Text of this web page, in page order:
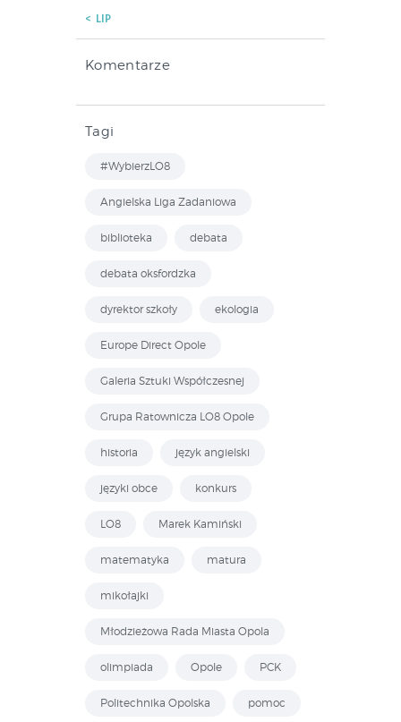
« LIP
Komentarze
Tagi
#WybierzLO8
Angielska Liga Zadaniowa
biblioteka debata
debata oksfordzka
dyrektor szkoły ekologia
Europe Direct Opole
Galeria Sztuki Współczesnej
Grupa Ratownicza LO8 Opole
historia język angielski
języki obce konkurs
LO8 Marek Kamiński
matematyka matura
mikołajki
Młodzieżowa Rada Miasta Opola
olimpiada Opole PCK
Politechnika Opolska pomoc